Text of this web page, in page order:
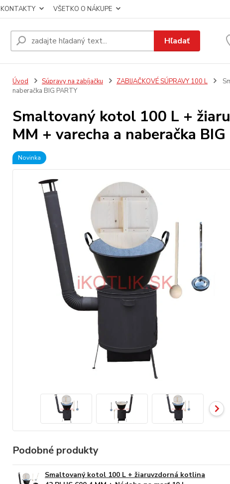
KONTAKTY VŠETKO O NÁKUPE
Hľadať
Úvod Súpravy na zabíjačku ZABIJAČKOVÉ SÚPRAVY 100 L
naberačka BIG PARTY
Smaltovaný kotol 100 L +
MM + varecha a naberačka BIG
Novinka
Podobné produkty
Smaltovaný kotol 100 L + žiaruvzdorná kotlina